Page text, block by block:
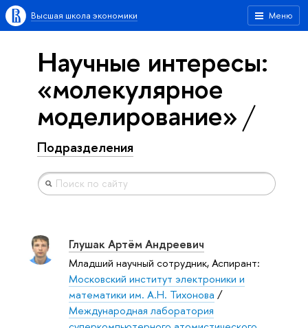
Меню
Высшая школа экономики
Научные интересы:
«молекулярное
моделирование»
Подразделения
Глушак Артём Андреевич
Младший научный сотрудник, Аспирант:
Московский институт электроники и
математики им. А.Н. Тихонова /
Международная лаборатория